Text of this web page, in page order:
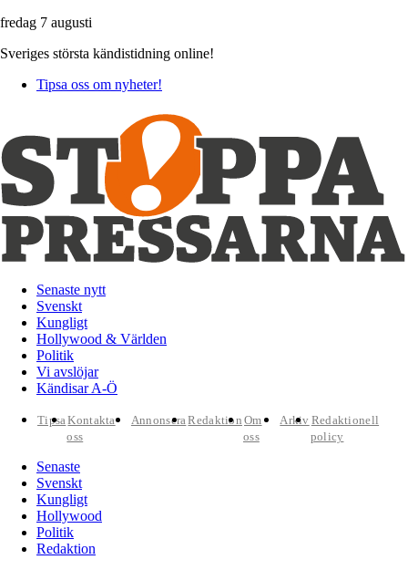
fredag 7 augusti
Sveriges största kändistidning online!
Tipsa oss om nyheter!
Senaste nytt
Svenskt
Kungligt
Hollywood & Världen
Politik
Vi avslöjar
Kändisar A-Ö
TipsaKontakta
oss
AnnonseraRedaktion Om
oss
Arkiv Redaktionell
policy
Senaste
Svenskt
Kungligt
Hollywood
Politik
Redaktion